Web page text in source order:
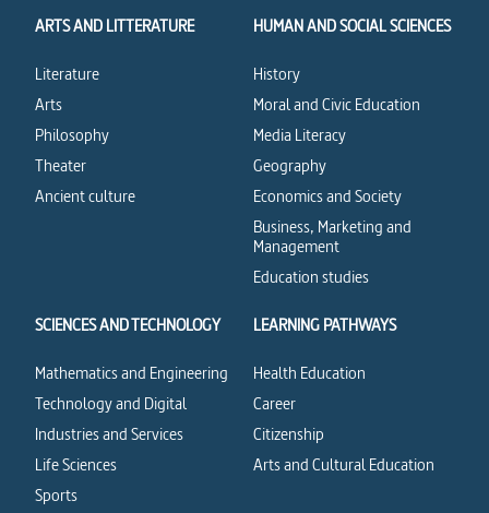
ARTS AND LITTERATURE
Literature
Arts
Philosophy
Theater
Ancient culture
HUMAN AND SOCIAL SCIENCES
History
Moral and Civic Education
Media Literacy
Geography
Economics and Society
Business, Marketing and
Management
Education studies
SCIENCES AND TECHNOLOGY
Mathematics and Engineering
Technology and Digital
Industries and Services
Life Sciences
Sports
LEARNING PATHWAYS
Health Education
Career
Citizenship
Arts and Cultural Education